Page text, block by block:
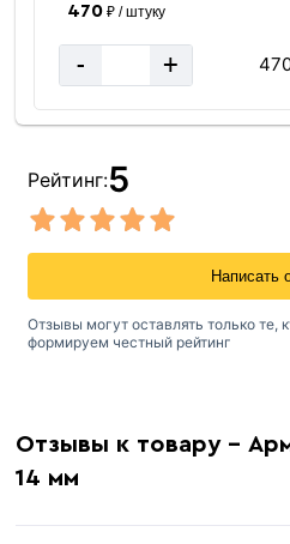
470₽ / штуку
- +
Отзывы к товару -
14 мм
Рейтинг:5
Написать
Отзывы могут оставлять только те,
формируем честный рейтинг